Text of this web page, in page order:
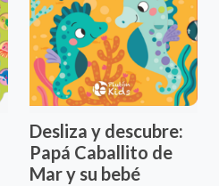
Desliza y descubre:
Papá Caballito de
Mar y su bebé